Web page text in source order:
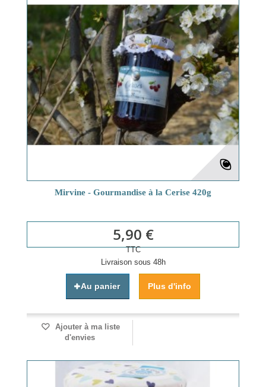
Mirvine - Gourmandise à la Cerise 420g
5,90 €
TTC
Livraison sous 48h
Au panier Plus d'info
Ajouter à ma liste
d'envies